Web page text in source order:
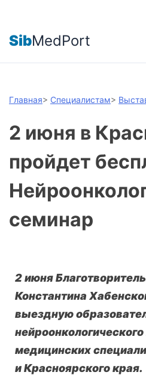
SibMedPort
Главная> Специалистам>
2 июня в
пройдет
семинар
2 июня
Константина
выездную
медицинских
и Красноярского края.